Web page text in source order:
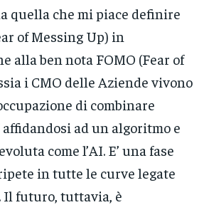
quella che mi piace definire
of Messing Up) in
alla ben nota FOMO (Fear of
i CMO delle Aziende vivono
di combinare
affidandosi ad un algoritmo e
come l’AI. E’ una fase
in tutte le curve legate
Il futuro, tuttavia, è